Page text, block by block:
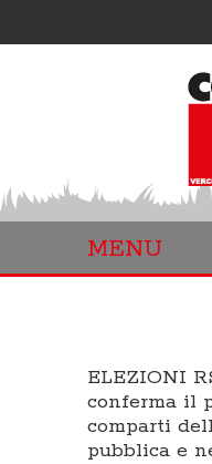
MENU
ELEZIONI
conferma il
comparti
pubblica e